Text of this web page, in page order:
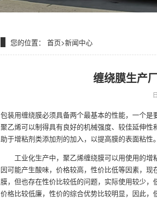
您的位置： 首页>新闻中心
缠绕膜生产
包装用缠绕膜必须具备两个最基本的性能，一个是
聚乙烯可以制得具有良好的机械强度、较佳延伸
助于增粘剂类添加剂的加入，以提高膜的表面粘性。
工业化生产中，聚乙烯缠绕膜可以用使用的增
因可能产生酸味，价格较高，性价比低等因素，
膜，但也存在性价比较低的问题，实际使用较少
价格比较低廉，性价的综合优势比较明显，因此，